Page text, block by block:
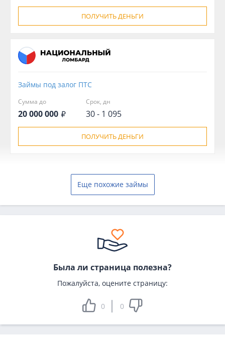
ПОЛУЧИТЬ ДЕНЬГИ
Займы под залог ПТС
Сумма до
20 000 000
Срок, дн
30 - 1 095
ПОЛУЧИТЬ ДЕНЬГИ
Еще похожие займы
Была ли страница полезна?
Пожалуйста, оцените страницу:
0 0